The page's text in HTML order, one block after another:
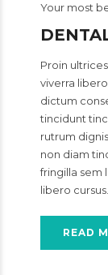
Your most
Proin
viverra
dictum
tincidunt
rutrum
non diam
fringilla sem
libero cursus.
READ